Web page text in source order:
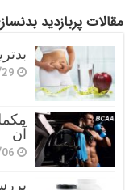
مقالات پربازدید
آن